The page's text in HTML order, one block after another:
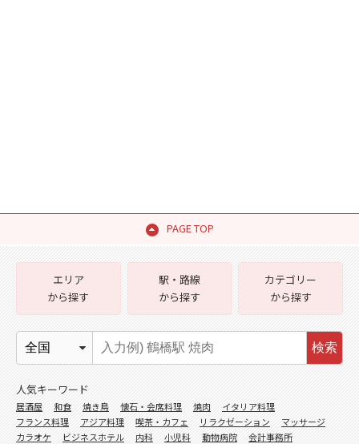
PAGE TOP
エリア
から探す
駅・路線
から探す
カテゴリー
から探す
検索
人気キーワード
居酒屋 和食 焼き鳥 懐石・会席料理 焼肉
イタリア料理
フランス料理
アジア料理 喫茶・カフェ リラクゼーション
マッサージ
カラオケ
ビジネスホテル 内科 小児科 動物病院
会計事務所